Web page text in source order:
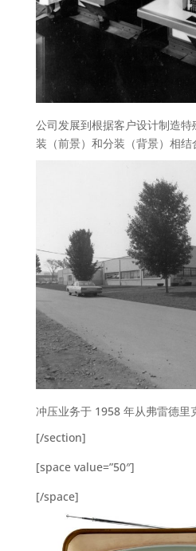
公司发展到根据客户设计制造
装（前景）和分装（背景）相结
冲压业务于 1958 年从弗雷德里
[/section]
[space value=”50″]
[/space]